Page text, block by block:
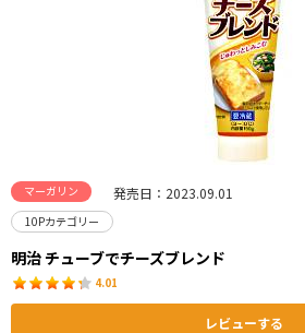
マーガリン 発売日：2023.09.01
10Pカテゴリー
明治 チューブでチーズブレンド
4.01
レビューする